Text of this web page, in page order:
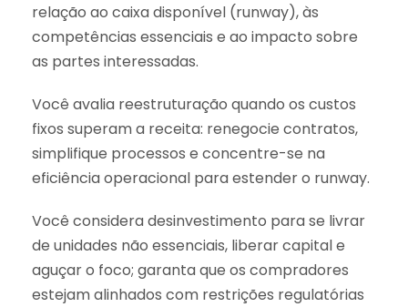
relação ao caixa disponível (runway), às
competências essenciais e ao impacto sobre
as partes interessadas.
Você avalia reestruturação quando os custos
fixos superam a receita: renegocie contratos,
simplifique processos e concentre-se na
eficiência operacional para estender o runway.
Você considera desinvestimento para se livrar
de unidades não essenciais, liberar capital e
aguçar o foco; garanta que os compradores
estejam alinhados com restrições regulatórias